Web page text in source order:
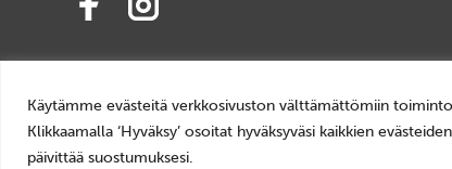
Käytämme evästeitä verkkosivuston välttämättömiin
Klikkaamalla ‘Hyväksy’ osoitat hyväksyväsi kaikkien
päivittää suostumuksesi.
Tietosuoja
Saavutettavuusseloste